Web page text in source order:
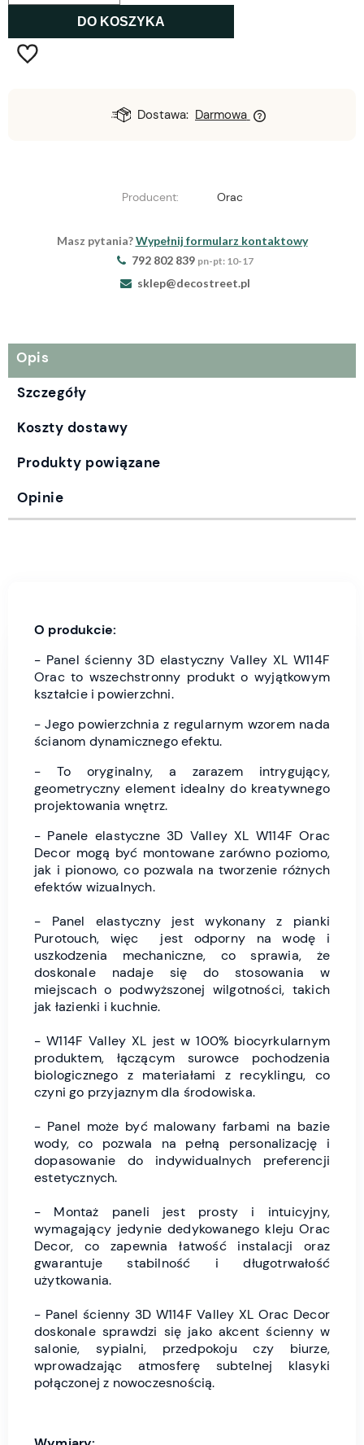
DO KOSZYKA
Dostawa: Darmowa
Producent: Orac
Masz pytania?Wypełnij formularz kontaktowy
792 802 839 pn-pt: 10-17
sklep@decostreet.pl
Opis
Szczegóły
Koszty dostawy
Produkty powiązane
Opinie
O produkcie:
- Panel ścienny 3D elastyczny Valley XL W114F
Orac to wszechstronny produkt o wyjątkowym
kształcie i powierzchni.
- Jego powierzchnia z regularnym wzorem nada
ścianom dynamicznego efektu.
- To oryginalny, a zarazem intrygujący,
geometryczny element idealny do kreatywnego
projektowania wnętrz.
- Panele elastyczne 3D Valley XL W114F Orac
Decor mogą być montowane zarówno poziomo,
jak i pionowo, co pozwala na tworzenie różnych
efektów wizualnych.
- Panel elastyczny jest wykonany z pianki
Purotouch, więc jest odporny na wodę i
uszkodzenia mechaniczne, co sprawia, że
doskonale nadaje się do stosowania w
miejscach o podwyższonej wilgotności, takich
jak łazienki i kuchnie.
- W114F Valley XL jest w 100% biocyrkularnym
produktem, łączącym surowce pochodzenia
biologicznego z materiałami z recyklingu, co
czyni go przyjaznym dla środowiska.
- Panel może być malowany farbami na bazie
wody, co pozwala na pełną personalizację i
dopasowanie do indywidualnych preferencji
estetycznych.
- Montaż paneli jest prosty i intuicyjny,
wymagający jedynie dedykowanego kleju Orac
Decor, co zapewnia łatwość instalacji oraz
gwarantuje stabilność i długotrwałość
użytkowania.
- Panel ścienny 3D W114F Valley XL Orac Decor
doskonale sprawdzi się jako akcent ścienny w
salonie, sypialni, przedpokoju czy biurze,
wprowadzając atmosferę subtelnej klasyki
połączonej z nowoczesnością.